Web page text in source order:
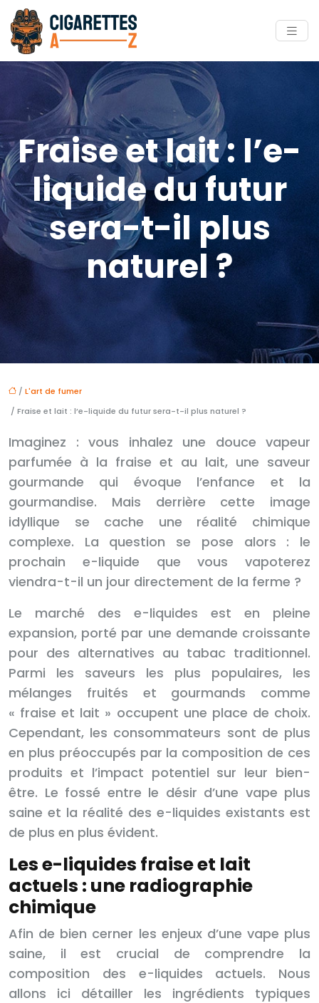
Fraise et lait : l’e-
liquide du futur
sera-t-il plus
naturel ?
/ L'art de fumer
/ Fraise et lait : l’e-liquide du futur sera-t-il plus naturel ?
Imaginez : vous inhalez une douce vapeur
parfumée à la fraise et au lait, une saveur
gourmande qui évoque l’enfance et la
gourmandise. Mais derrière cette image
idyllique se cache une réalité chimique
complexe. La question se pose alors : le
prochain e-liquide que vous vapoterez
viendra-t-il un jour directement de la ferme ?
Le marché des e-liquides est en pleine
expansion, porté par une demande croissante
pour des alternatives au tabac traditionnel.
Parmi les saveurs les plus populaires, les
mélanges fruités et gourmands comme
« fraise et lait » occupent une place de choix.
Cependant, les consommateurs sont de plus
en plus préoccupés par la composition de ces
produits et l’impact potentiel sur leur bien-
être. Le fossé entre le désir d’une vape plus
saine et la réalité des e-liquides existants est
de plus en plus évident.
Les e-liquides fraise et lait
actuels : une radiographie
chimique
Afin de bien cerner les enjeux d’une vape plus
saine, il est crucial de comprendre la
composition des e-liquides actuels. Nous
allons ici détailler les ingrédients typiques